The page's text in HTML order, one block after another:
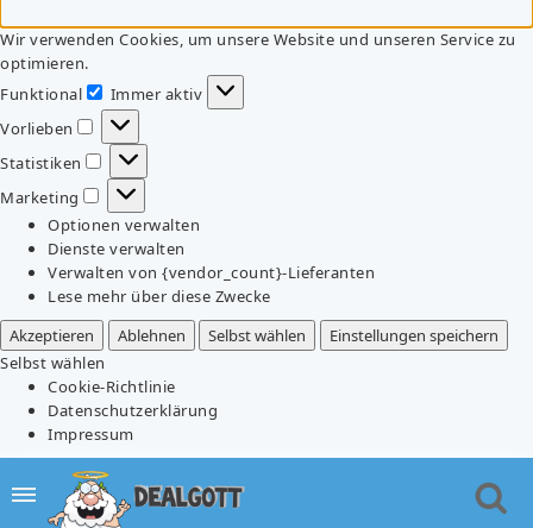
Wir verwenden Cookies, um unsere Website und unseren Service zu
optimieren.
Funktional
Funktional
Immer aktiv
Vorlieben
Vorlieben
Statistiken
Statistiken
Marketing
Marketing
Optionen verwalten
Dienste verwalten
Verwalten von {vendor_count}-Lieferanten
Lese mehr über diese Zwecke
Akzeptieren
Ablehnen Selbst wählen
Einstellungen speichern
Selbst wählen
Cookie-Richtlinie
Datenschutzerklärung
Impressum